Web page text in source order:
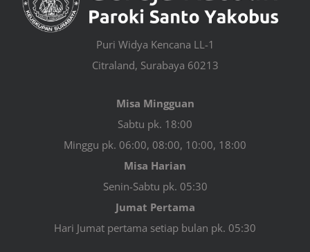
Puri Widya Kencana LL-1
Citraland, Surabaya 60213
Misa Mingguan
Sabtu pk. 18:00
Minggu pk. 06:00, 08:00, 10:00, 18:00
Misa Harian
Senin-Sabtu pk. 05:30
Jumat Pertama
Hari Jumat pertama setiap bulan pk. 05:30